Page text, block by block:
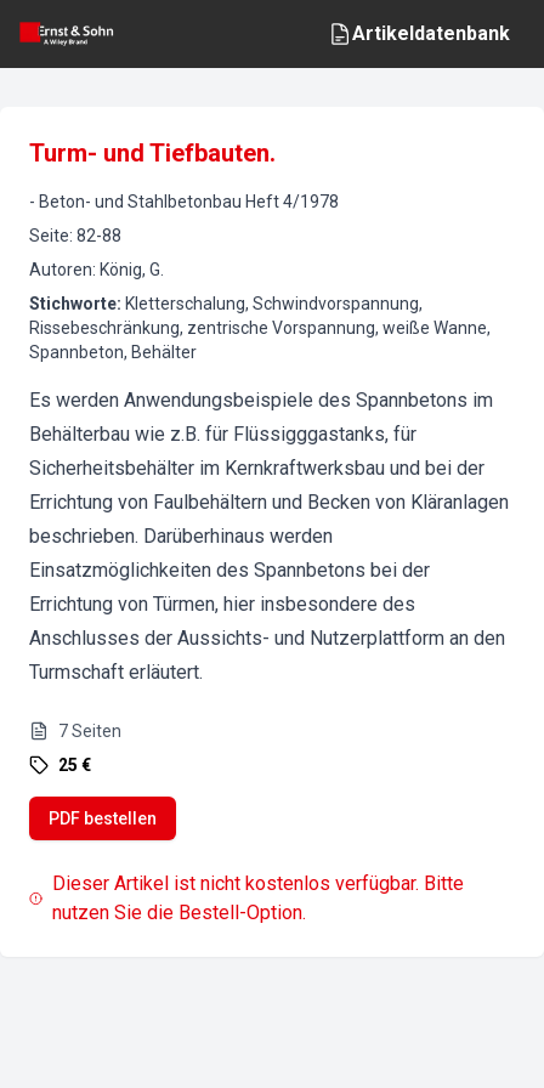
Artikeldatenbank
Turm- und Tiefbauten.
- Beton- und Stahlbetonbau Heft4/1978
Seite: 82-88
Autoren: König, G.
Stichworte: Kletterschalung, Schwindvorspannung,
Rissebeschränkung, zentrische Vorspannung, weiße Wanne,
Spannbeton, Behälter
Es werden Anwendungsbeispiele des Spannbetons im
Behälterbau wie z.B. für Flüssigggastanks, für
Sicherheitsbehälter im Kernkraftwerksbau und bei der
Errichtung von Faulbehältern und Becken von Kläranlagen
beschrieben. Darüberhinaus werden
Einsatzmöglichkeiten des Spannbetons bei der
Errichtung von Türmen, hier insbesondere des
Anschlusses der Aussichts- und Nutzerplattform an den
Turmschaft erläutert.
7Seiten
25 €
PDF bestellen
Dieser Artikel ist nicht kostenlos verfügbar. Bitte
nutzen Sie die Bestell-Option.